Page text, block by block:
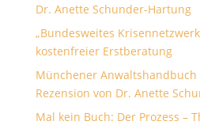
Dr. Anette Schunder-Hartung
„Bundesweites
kostenfreier Erstberatung
Münchener
Rezension von Dr. Anette
Mal kein Buch: Der Prozess –